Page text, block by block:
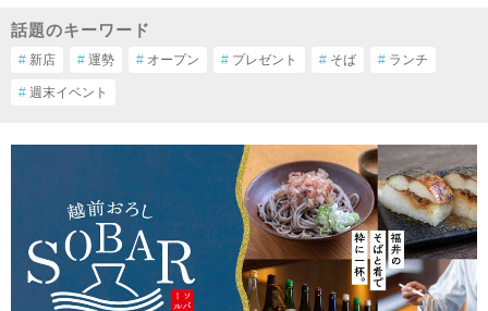
話題のキーワード
# 新店 # 運勢 # オープン # プレゼント # そば # ランチ
# 週末イベント